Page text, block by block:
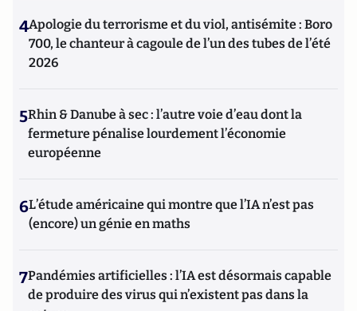
4Apologie du terrorisme et du viol, antisémite : Boro
700, le chanteur à cagoule de l’un des tubes de l’été
2026
5Rhin & Danube à sec : l’autre voie d’eau dont la
fermeture pénalise lourdement l’économie
européenne
6L’étude américaine qui montre que l’IA n’est pas
(encore) un génie en maths
7Pandémies artificielles : l’IA est désormais capable
de produire des virus qui n’existent pas dans la